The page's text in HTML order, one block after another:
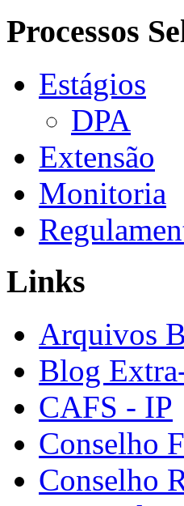
Processos
Estágios
DPA
Extensão
Monitoria
Links
Arquivos
Blog
CAFS - IP
Conselho
Conselho